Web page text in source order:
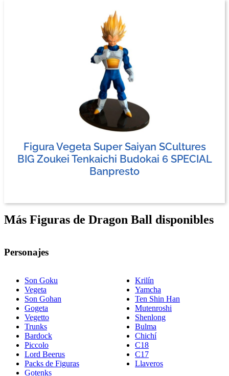
Figura Vegeta Super Saiyan SCultures
BIG Zoukei Tenkaichi Budokai 6 SPECIAL
Banpresto
Más Figuras de Dragon Ball disponibles
Personajes
Son Goku
Vegeta
Son Gohan
Gogeta
Vegetto
Trunks
Bardock
Piccolo
Lord Beerus
Packs de Figuras
Gotenks
Krilín
Yamcha
Ten Shin Han
Mutenroshi
Shenlong
Bulma
Chichí
C18
C17
Llaveros